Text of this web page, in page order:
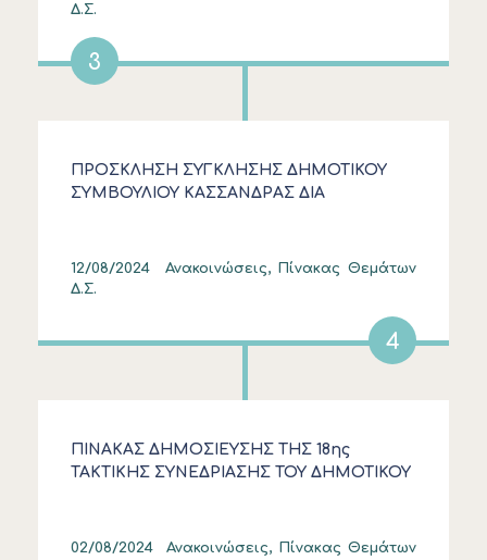
Δ.Σ.
3
ΠΡΟΣΚΛΗΣΗ ΣΥΓΚΛΗΣΗΣ ΔΗΜΟΤΙΚΟΥ
ΣΥΜΒΟΥΛΙΟΥ ΚΑΣΣΑΝΔΡΑΣ ΔΙΑ
12/08/2024 Ανακοινώσεις, Πίνακας Θεμάτων
Δ.Σ.
4
ΠΙΝΑΚΑΣ ΔΗΜΟΣΙΕΥΣΗΣ ΤΗΣ 18ης
ΤΑΚΤΙΚΗΣ ΣΥΝΕΔΡΙΑΣΗΣ ΤΟΥ ΔΗΜΟΤΙΚΟΥ
02/08/2024 Ανακοινώσεις, Πίνακας Θεμάτων